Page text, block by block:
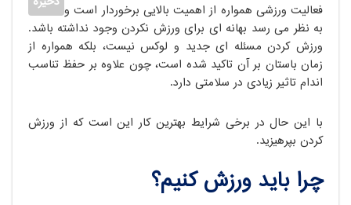
فعالیت ورزشی همواره از اهمیت بالایی برخوردار است و
به نظر می رسد بهانه ای برای ورزش نکردن وجود نداشته باشد.
ورزش کردن مسئله ای جدید و لوکس نیست، بلکه همواره از
زمان باستان بر آن تاکید شده است، چون علاوه بر حفظ تناسب
اندام تاثیر زیادی در سلامتی دارد.
با این حال در برخی شرایط بهترین کار این است که از ورزش
کردن بپرهیزید.
چرا باید ورزش کنیم؟